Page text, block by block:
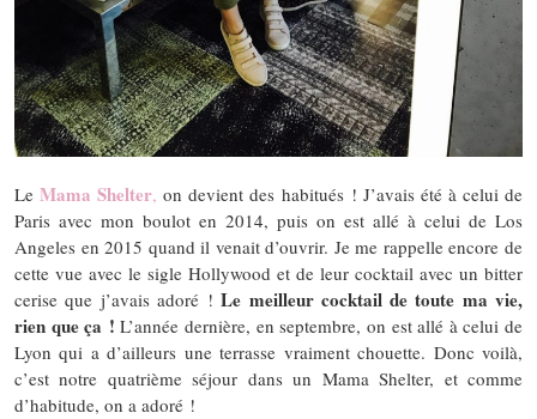
LeMama Shelter, on devient des habitués ! J’avais été à celui de
Paris avec mon boulot en 2014, puis on est allé à celui de Los
Angeles en 2015 quand il venait d’ouvrir. Je me rappelle encore de
cette vue avec le sigle Hollywood et de leur cocktail avec un bitter
cerise que j’avais adoré !Le meilleur cocktail de toute ma vie,
rien que ça ! L’année dernière, en septembre, on est allé à celui de
Lyon qui a d’ailleurs une terrasse vraiment chouette. Donc voilà,
c’est notre quatrième séjour dans un Mama Shelter, et comme
d’habitude, on a adoré !